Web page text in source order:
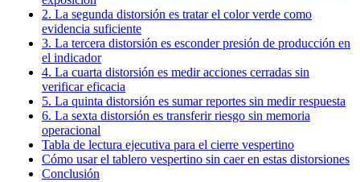
2. La segunda distorsión es tratar el color verde como
evidencia suficiente
3. La tercera distorsión es esconder presión de producción en
el indicador
4. La cuarta distorsión es medir acciones cerradas sin
verificar eficacia
5. La quinta distorsión es sumar reportes sin medir respuesta
6. La sexta distorsión es transferir riesgo sin memoria
operacional
Tabla de lectura ejecutiva para el cierre vespertino
Cómo usar el tablero vespertino sin caer en estas distorsiones
Conclusión